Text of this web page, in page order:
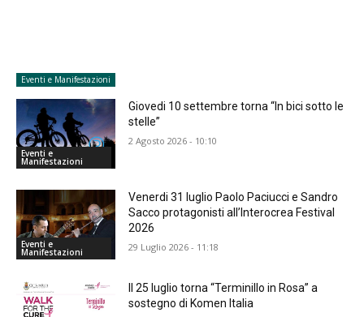
Eventi e Manifestazioni
Eventi e
Manifestazioni
Giovedi 10 settembre torna “In bici sotto le
stelle”
2 Agosto 2026 - 10:10
Eventi e
Manifestazioni
Venerdi 31 luglio Paolo Paciucci e Sandro
Sacco protagonisti all’Interocrea Festival
2026
29 Luglio 2026 - 11:18
Il 25 luglio torna “Terminillo in Rosa” a
sostegno di Komen Italia